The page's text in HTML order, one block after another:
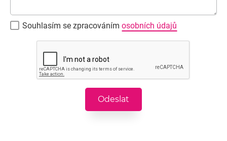
Souhlasím se zpracováním osobních údajů